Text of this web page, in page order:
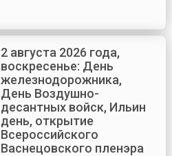
2 августа 2026 года,
воскресенье: День
железнодорожника,
День Воздушно-
десантных войск, Ильин
день, открытие
Всероссийского
Васнецовского пленэра